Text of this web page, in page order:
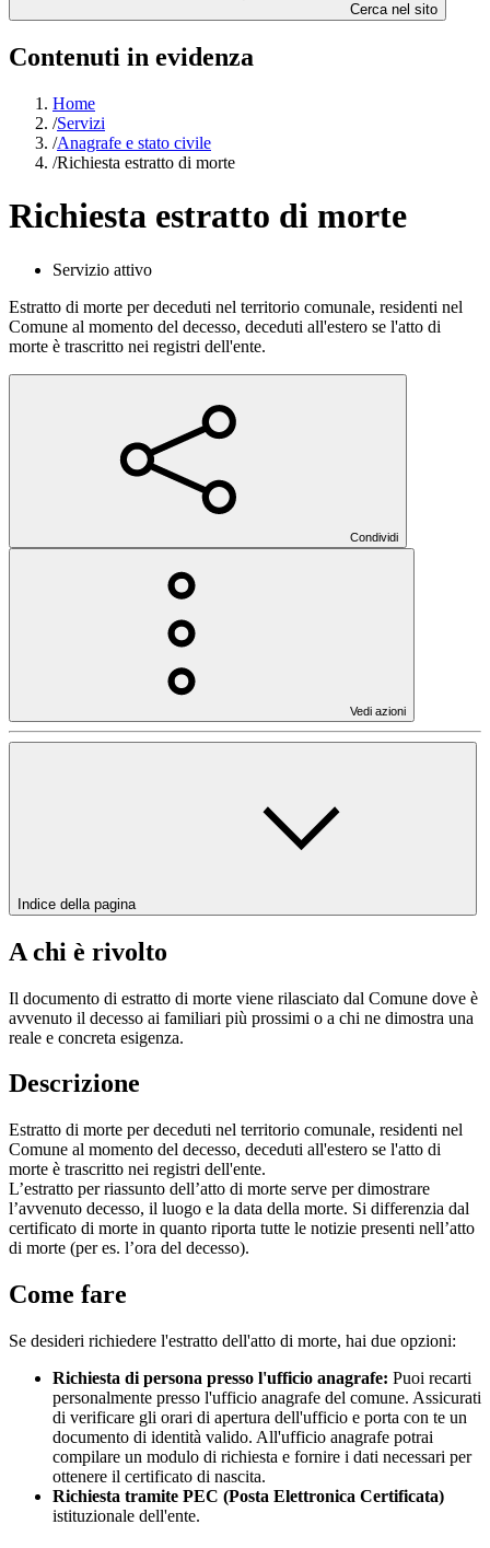
Cerca nel sito
Contenuti in evidenza
Home
/Servizi
/Anagrafe e stato civile
/Richiesta estratto di morte
Richiesta estratto di morte
Servizio attivo
Estratto di morte per deceduti nel territorio comunale, residenti nel
Comune al momento del decesso, deceduti all'estero se l'atto di
morte è trascritto nei registri dell'ente.
Condividi
Vedi azioni
Indice della pagina
A chi è rivolto
Il documento di estratto di morte viene rilasciato dal Comune dove è
avvenuto il decesso ai familiari più prossimi o a chi ne dimostra una
reale e concreta esigenza.
Descrizione
Estratto di morte per deceduti nel territorio comunale, residenti nel
Comune al momento del decesso, deceduti all'estero se l'atto di
morte è trascritto nei registri dell'ente.
L’estratto per riassunto dell’atto di morte serve per dimostrare
l’avvenuto decesso, il luogo e la data della morte. Si differenzia dal
certificato di morte in quanto riporta tutte le notizie presenti nell’atto
di morte (per es. l’ora del decesso).
Come fare
Se desideri richiedere l'estratto dell'atto di morte, hai due opzioni:
Richiesta di persona presso l'ufficio anagrafe: Puoi recarti
personalmente presso l'ufficio anagrafe del comune. Assicurati
di verificare gli orari di apertura dell'ufficio e porta con te un
documento di identità valido. All'ufficio anagrafe potrai
compilare un modulo di richiesta e fornire i dati necessari per
ottenere il certificato di nascita.
Richiesta tramite PEC (Posta Elettronica Certificata)
istituzionale dell'ente.